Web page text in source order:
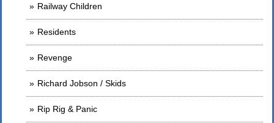
Railway Children
Residents
Revenge
Richard Jobson / Skids
Rip Rig & Panic